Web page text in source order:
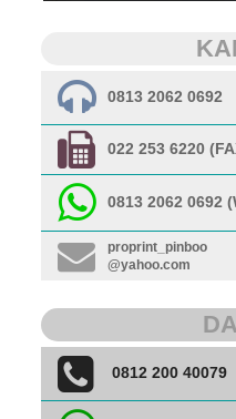
0813 2062 0692
022 253 6220
0813 2062 0692
proprint_pinboo
@yahoo.com
0812 200 40079